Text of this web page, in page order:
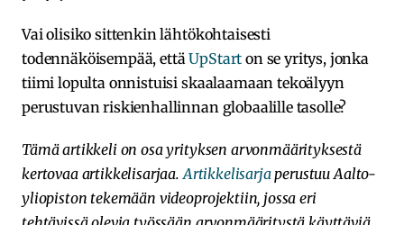
Vai olisiko sittenkin lähtökohtaisesti
todennäköisempää, ettäUpStart on se yritys, jonka
tiimi lopulta onnistuisi skaalaamaan tekoälyyn
perustuvan riskienhallinnan globaalille tasolle?
Tämä artikkeli on osa yrityksen arvonmäärityksestä
kertovaa artikkelisarjaa. Artikkelisarjaperustuu Aalto-
yliopiston tekemään videoprojektiin, jossa eri